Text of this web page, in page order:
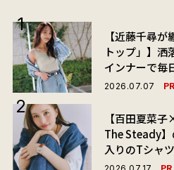
【近藤千尋
トップ」】洒
インナーで毎
2026.07.07 PR
【百田夏菜
The Steady】
入りのTシャ